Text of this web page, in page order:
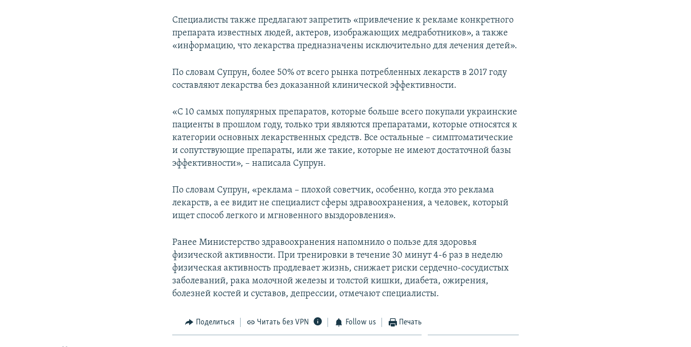
Специалисты также предлагают запретить «привлечение к рекламе конкретного
препарата известных людей, актеров, изображающих медработников», а также
«информацию, что лекарства предназначены исключительно для лечения детей».
По словам Супрун, более 50% от всего рынка потребленных лекарств в 2017 году
составляют лекарства без доказанной клинической эффективности.
«С 10 самых популярных препаратов, которые больше всего покупали украинские
пациенты в прошлом году, только три являются препаратами, которые относятся к
категории основных лекарственных средств. Все остальные – симптоматические
и сопутствующие препараты, или же такие, которые не имеют достаточной базы
эффективности», – написала Супрун.
По словам Супрун, «реклама – плохой советчик, особенно, когда это реклама
лекарств, а ее видит не специалист сферы здравоохранения, а человек, который
ищет способ легкого и мгновенного выздоровления».
Ранее Министерство здравоохранения напомнило о пользе для здоровья
физической активности. При тренировки в течение 30 минут 4-6 раз в неделю
физическая активность продлевает жизнь, снижает риски сердечно-сосудистых
заболеваний, рака молочной железы и толстой кишки, диабета, ожирения,
болезней костей и суставов, депрессии, отмечают специалисты.
Поделиться Читать без VPN Follow us Печать